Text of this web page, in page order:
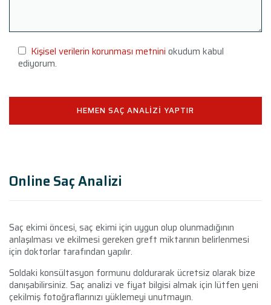
Kişisel verilerin korunması metnini okudum kabul
ediyorum.
Online Saç Analizi
Saç ekimi öncesi, saç ekimi için uygun olup olunmadığının
anlaşılması ve ekilmesi gereken greft miktarının belirlenmesi
için doktorlar tarafından yapılır.
Soldaki konsültasyon formunu doldurarak ücretsiz olarak bize
danışabilirsiniz. Saç analizi ve fiyat bilgisi almak için lütfen yeni
çekilmiş fotoğraflarınızı yüklemeyi unutmayın.